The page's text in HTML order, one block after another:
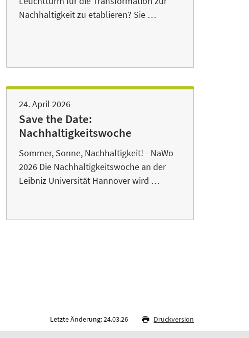
Nachhaltigkeit zu etablieren? Sie …
24. April 2026
Save the Date:
Nachhaltigkeitswoche
Sommer, Sonne, Nachhaltigkeit! - NaWo
2026 Die Nachhaltigkeitswoche an der
Leibniz Universität Hannover wird …
Letzte Änderung: 24.03.26 Druckversion